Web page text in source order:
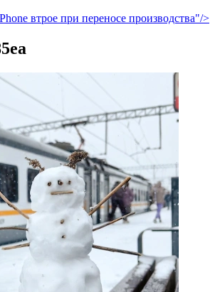
втрое при переносе производства"/>